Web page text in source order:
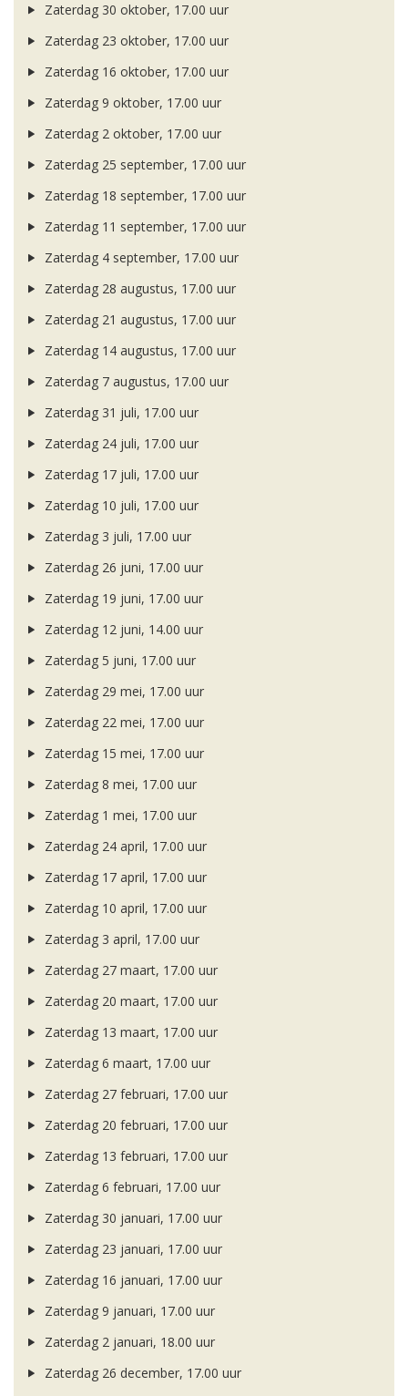
Zaterdag 30 oktober, 17.00 uur
Zaterdag 23 oktober, 17.00 uur
Zaterdag 16 oktober, 17.00 uur
Zaterdag 9 oktober, 17.00 uur
Zaterdag 2 oktober, 17.00 uur
Zaterdag 25 september, 17.00 uur
Zaterdag 18 september, 17.00 uur
Zaterdag 11 september, 17.00 uur
Zaterdag 4 september, 17.00 uur
Zaterdag 28 augustus, 17.00 uur
Zaterdag 21 augustus, 17.00 uur
Zaterdag 14 augustus, 17.00 uur
Zaterdag 7 augustus, 17.00 uur
Zaterdag 31 juli, 17.00 uur
Zaterdag 24 juli, 17.00 uur
Zaterdag 17 juli, 17.00 uur
Zaterdag 10 juli, 17.00 uur
Zaterdag 3 juli, 17.00 uur
Zaterdag 26 juni, 17.00 uur
Zaterdag 19 juni, 17.00 uur
Zaterdag 12 juni, 14.00 uur
Zaterdag 5 juni, 17.00 uur
Zaterdag 29 mei, 17.00 uur
Zaterdag 22 mei, 17.00 uur
Zaterdag 15 mei, 17.00 uur
Zaterdag 8 mei, 17.00 uur
Zaterdag 1 mei, 17.00 uur
Zaterdag 24 april, 17.00 uur
Zaterdag 17 april, 17.00 uur
Zaterdag 10 april, 17.00 uur
Zaterdag 3 april, 17.00 uur
Zaterdag 27 maart, 17.00 uur
Zaterdag 20 maart, 17.00 uur
Zaterdag 13 maart, 17.00 uur
Zaterdag 6 maart, 17.00 uur
Zaterdag 27 februari, 17.00 uur
Zaterdag 20 februari, 17.00 uur
Zaterdag 13 februari, 17.00 uur
Zaterdag 6 februari, 17.00 uur
Zaterdag 30 januari, 17.00 uur
Zaterdag 23 januari, 17.00 uur
Zaterdag 16 januari, 17.00 uur
Zaterdag 9 januari, 17.00 uur
Zaterdag 2 januari, 18.00 uur
Zaterdag 26 december, 17.00 uur